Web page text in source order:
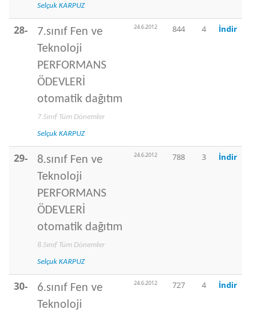
Selçuk KARPUZ
28-
7.sınıf Fen ve
Teknoloji
PERFORMANS
ÖDEVLERİ
otomatik dağıtım
7.Sınıf Tüm Dönemler
Selçuk KARPUZ
24.6.2012 844 4 İndir
29-
8.sınıf Fen ve
Teknoloji
PERFORMANS
ÖDEVLERİ
otomatik dağıtım
8.Sınıf Tüm Dönemler
Selçuk KARPUZ
24.6.2012 788 3 İndir
30-
6.sınıf Fen ve
Teknoloji
24.6.2012 727 4 İndir